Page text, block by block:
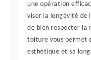
une opération
viser la longévité de
de bien respecter la
toiture vous permet
esthétique et sa